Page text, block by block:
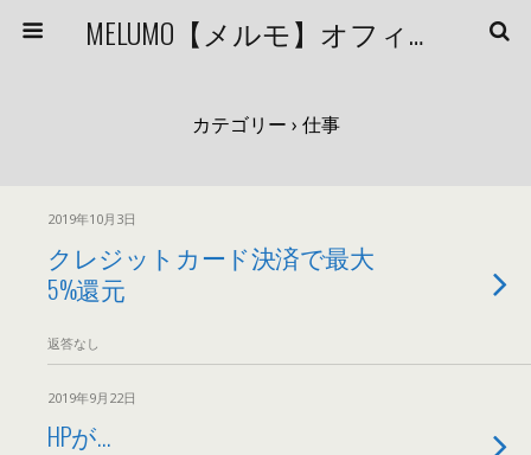
MELUMO【メルモ】オフィシャルブログ
カテゴリー › 仕事
2019年10月3日
クレジットカード決済で最大
5%還元
返答なし
2019年9月22日
HPが…